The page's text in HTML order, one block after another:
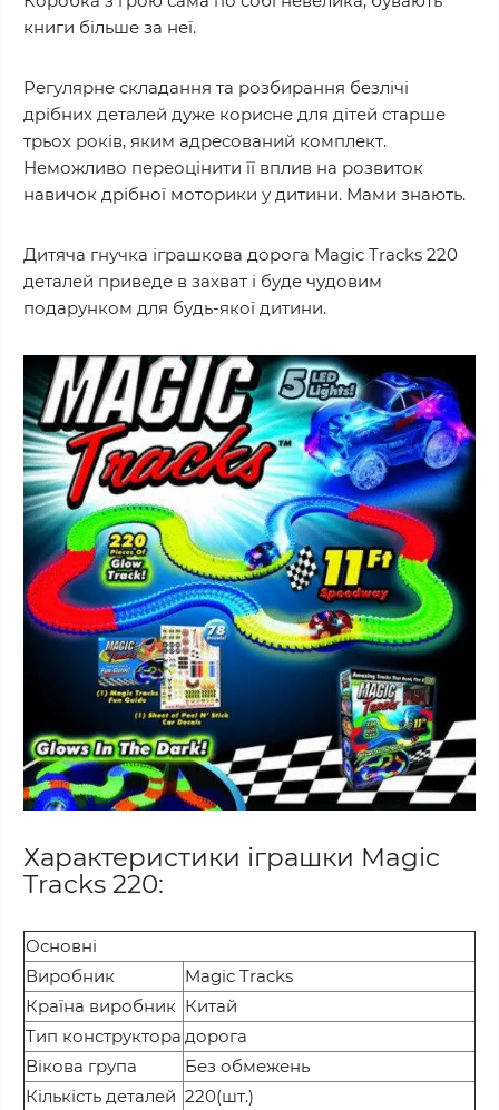
книги більше за неї.
Регулярне складання та розбирання безлічі
дрібних деталей дуже корисне для дітей старше
трьох років, яким адресований комплект.
Неможливо переоцінити її вплив на розвиток
навичок дрібної моторики у дитини. Мами знають.
Дитяча гнучка іграшкова дорога Magic Tracks 220
деталей приведе в захват і буде чудовим
подарунком для будь-якої дитини.
Характеристики іграшки Magic
Tracks 220:
Основні
Виробник
Magic Tracks
Країна виробник Китай
Тип конструктора дорога
Вікова група
Без обмежень
Кількість деталей 220(шт.)